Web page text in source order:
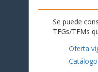
Se puede
TFGs/TFMs
Oferta